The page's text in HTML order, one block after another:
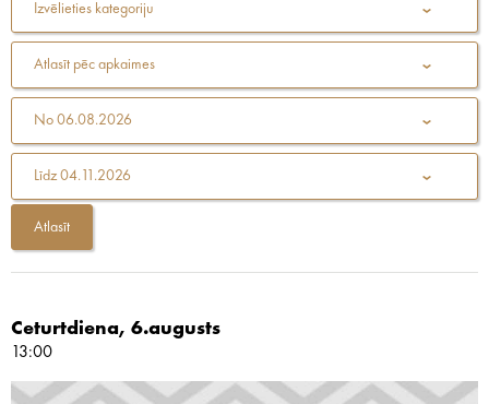
Izvēlieties kategoriju
Atlasīt pēc apkaimes
No 06.08.2026
Līdz04.11.2026
Ceturtdiena, 6.augusts
13:00